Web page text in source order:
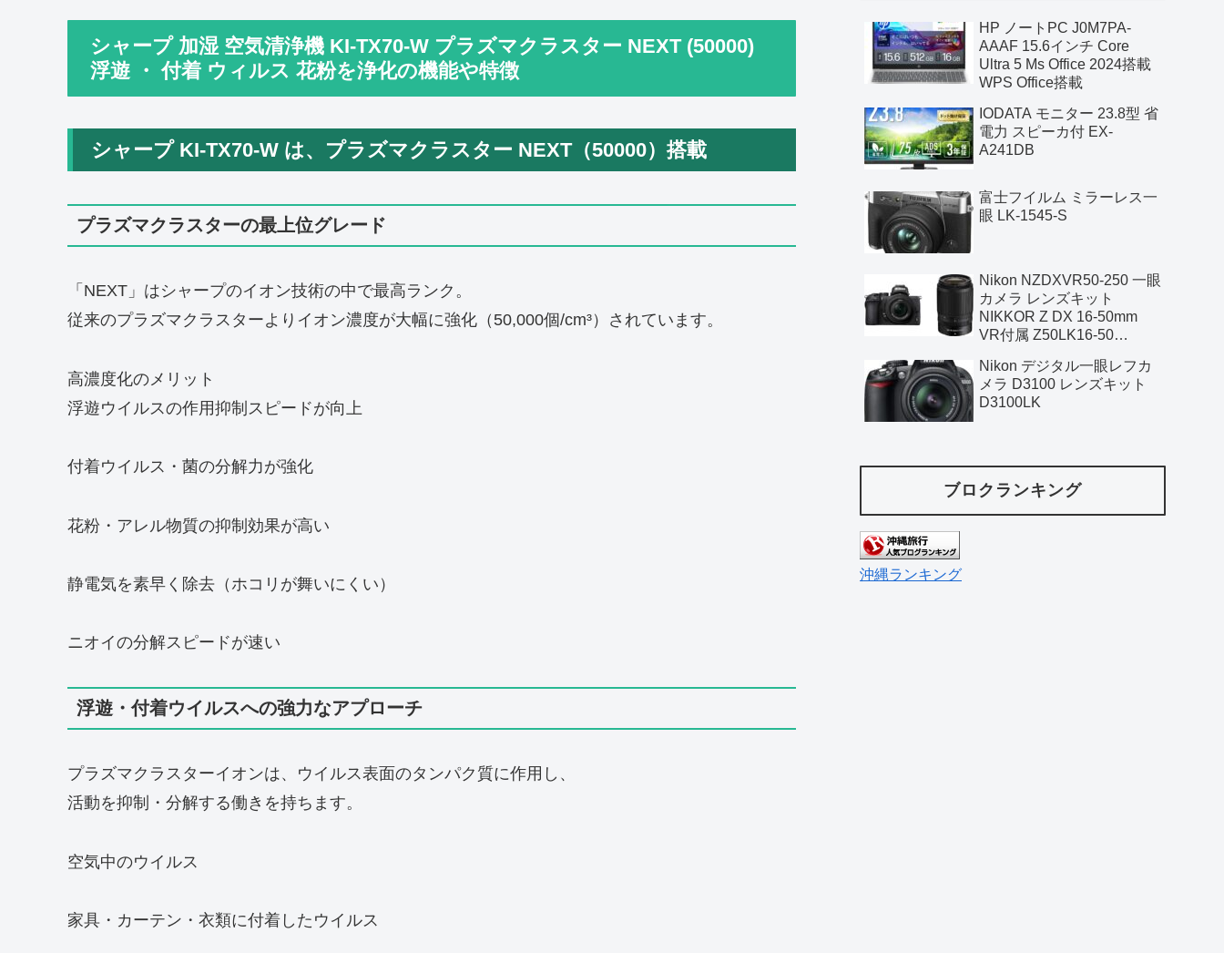
シャープ 加湿 空気清浄機 KI-TX70-W プラズマクラスター NEXT (50000)
浮遊 ・ 付着 ウィルス 花粉を浄化の機能や特徴
シャープ KI‑TX70‑W は、プラズマクラスター NEXT（50000）搭載
プラズマクラスターの最上位グレード
「NEXT」はシャープのイオン技術の中で最高ランク。
従来のプラズマクラスターよりイオン濃度が大幅に強化（50,000個/cm³）されています。
高濃度化のメリット
浮遊ウイルスの作用抑制スピードが向上
付着ウイルス・菌の分解力が強化
花粉・アレル物質の抑制効果が高い
静電気を素早く除去（ホコリが舞いにくい）
ニオイの分解スピードが速い
浮遊・付着ウイルスへの強力なアプローチ
プラズマクラスターイオンは、ウイルス表面のタンパク質に作用し、
活動を抑制・分解する働きを持ちます。
空気中のウイルス
家具・カーテン・衣類に付着したウイルス
HP ノートPC J0M7PA-
AAAF 15.6インチ Core
Ultra 5 Ms Office 2024搭載
WPS Office搭載
IODATA モニター 23.8型 省
電力 スピーカ付 EX-
A241DB
富士フイルム ミラーレス一
眼 LK-1545-S
Nikon NZDXVR50-250 一眼
カメラ レンズキット
NIKKOR Z DX 16-50mm
VR付属 Z50LK16-50
Nikon デジタル一眼レフカ
メラ D3100 レンズキット
D3100LK
ブロクランキング
沖縄ランキング